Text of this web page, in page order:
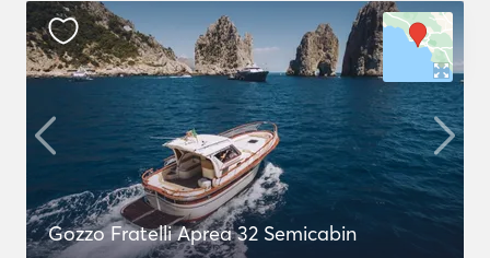
Gozzo Fratelli Aprea 32 Semicabin